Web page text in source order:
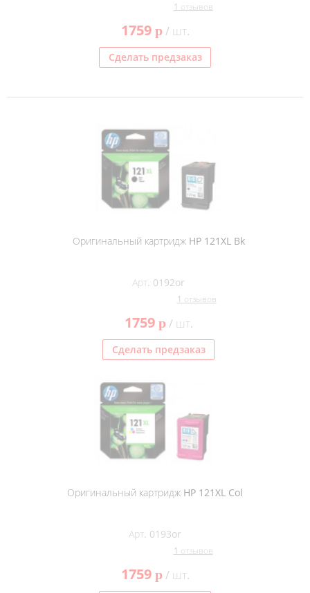
1 отзывов
1759 p/ шт.
Сделать предзаказ
Оригинальный картридж HP 121XL Bk
Арт. 0192or
1 отзывов
1759 p/ шт.
Сделать предзаказ
Оригинальный картридж HP 121XL Col
Арт. 0193or
1 отзывов
1759 p/ шт.